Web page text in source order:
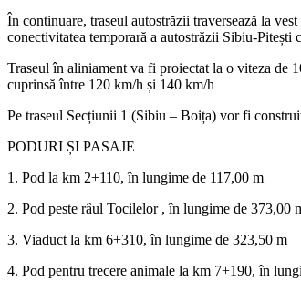
În continuare, traseul autostrăzii traversează la
conectivitatea temporară a autostrăzii Sibiu-Pitești
Traseul în aliniament va fi proiectat la o viteza de
cuprinsă între 120 km/h și 140 km/h
Pe traseul Secțiunii 1 (Sibiu – Boița) vor fi
PODURI ȘI PASAJE
1. Pod la km 2+110, în lungime de 117,00 m
2. Pod peste râul Tocilelor , în lungime de 373,00
3. Viaduct la km 6+310, în lungime de 323,50 m
4. Pod pentru trecere animale la km 7+190, în